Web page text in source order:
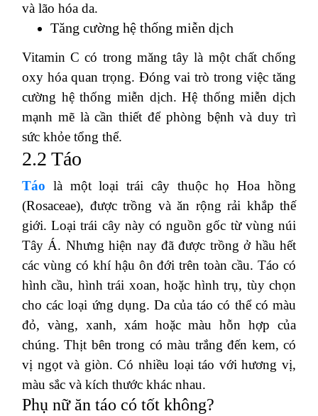
và lão hóa da.
Tăng cường hệ thống miễn dịch
Vitamin C có trong măng tây là một chất chống
oxy hóa quan trọng. Đóng vai trò trong việc tăng
cường hệ thống miễn dịch.Hệ thống miễn dịch
mạnh mẽ là cần thiết để phòng bệnh và duy trì
sức khỏe tổng thể.
2.2 Táo
Táo là một loại trái cây thuộc họ Hoa hồng
(Rosaceae), được trồng và ăn rộng rải khắp thế
giới.Loại trái cây này có nguồn gốc từ vùng núi
Tây Á. Nhưng hiện nay đã được trồng ở hầu hết
các vùng có khí hậu ôn đới trên toàn cầu. Táo có
hình cầu, hình trái xoan, hoặc hình trụ, tùy chọn
cho các loại ứng dụng. Da của táo có thể có màu
đỏ, vàng, xanh, xám hoặc màu hỗn hợp của
chúng.Thịt bên trong có màu trắng đến kem, có
vị ngọt và giòn.Có nhiều loại táo với hương vị,
màu sắc và kích thước khác nhau.
Phụ nữ ăn táo có tốt không?